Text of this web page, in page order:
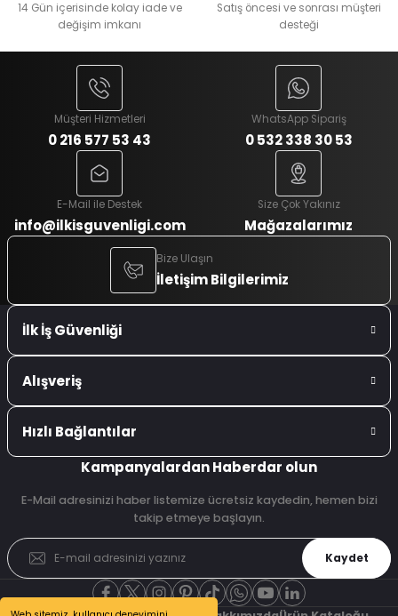
14 Gün içerisinde kolay iade ve
değişim imkanı
Satış öncesi ve sonrası müşteri
desteği
Müşteri Hizmetleri
0 216 577 53 43
WhatsApp Sipariş
0 532 338 30 53
E-Mail ile Destek
info@ilkisguvenligi.com
Size Çok Yakınız
Mağazalarımız
Bize Ulaşın
İletişim Bilgilerimiz
İlk İş Güvenliği
Alışveriş
Hızlı Bağlantılar
Kampanyalardan Haberdar olun
E-Mail adresinizi haber listemize ücretsiz kaydedin, hemen bizi
takip etmeye başlayın.
Kaydet